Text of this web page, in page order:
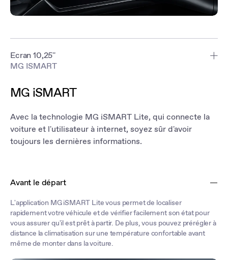
Ecran 10,25''
sélectionner ce dont vous avez besoin en toute simplicité. Et il est
Auto de série.
MG ISMART
MG iSMART
Avec la technologie MG iSMART Lite, qui connecte la
voiture et l'utilisateur à internet, soyez sûr d'avoir
toujours les dernières informations.
Avant le départ
L'application MG iSMART Lite vous permet de localiser
rapidement votre véhicule et de vérifier facilement son état pour
vous assurer qu'il est prêt à partir. De plus, vous pouvez prérégler à
distance la climatisation sur une température confortable avant
même de monter dans la voiture.